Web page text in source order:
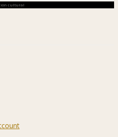
cultural